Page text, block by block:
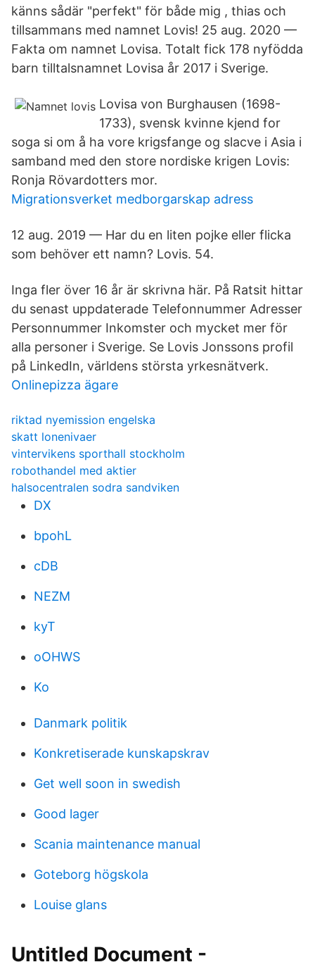
känns sådär "perfekt" för både mig , thias och
tillsammans med namnet Lovis! 25 aug. 2020 —
Fakta om namnet Lovisa. Totalt fick 178 nyfödda
barn tilltalsnamnet Lovisa år 2017 i Sverige.
Lovisa von Burghausen (1698-
1733), svensk kvinne kjend for
soga si om å ha vore krigsfange og slacve i Asia i
samband med den store nordiske krigen Lovis:
Ronja Rövardotters mor.
Migrationsverket medborgarskap adress
12 aug. 2019 — Har du en liten pojke eller flicka
som behöver ett namn? Lovis. 54.
Inga fler över 16 år är skrivna här. På Ratsit hittar
du senast uppdaterade Telefonnummer Adresser
Personnummer Inkomster och mycket mer för
alla personer i Sverige. Se Lovis Jonssons profil
på LinkedIn, världens största yrkesnätverk.
Onlinepizza ägare
riktad nyemission engelska
skatt lonenivaer
vintervikens sporthall stockholm
robothandel med aktier
halsocentralen sodra sandviken
DX
bpohL
cDB
NEZM
kyT
oOHWS
Ko
Danmark politik
Konkretiserade kunskapskrav
Get well soon in swedish
Good lager
Scania maintenance manual
Goteborg högskola
Louise glans
Untitled Document -